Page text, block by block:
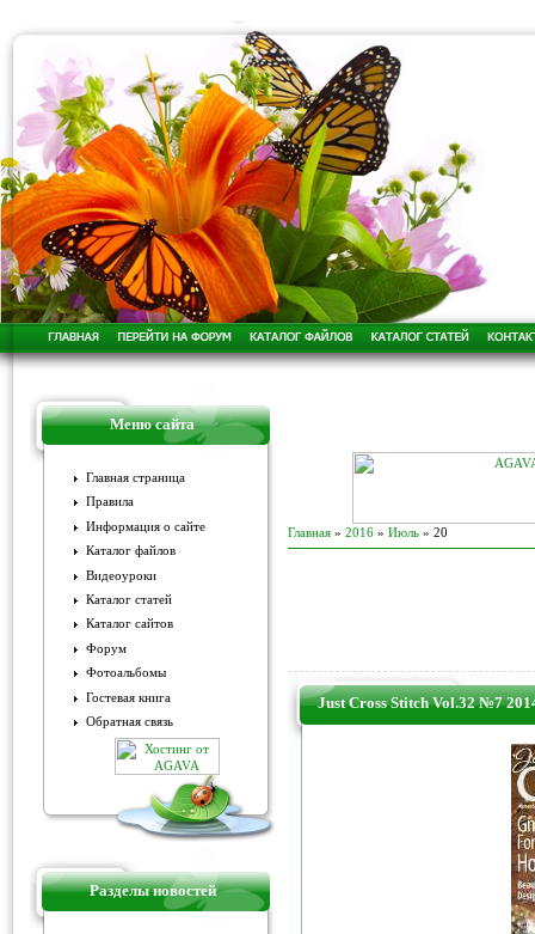
Меню сайта
Главная страница
Правила
Информация о сайте
Каталог файлов
Видеоуроки
Каталог статей
Каталог сайтов
Форум
Фотоальбомы
Гостевая книга
Обратная связь
Разделы новостей
Главная » 2016 » Июль » 20
Just Cross Stitch Vol.32 №7